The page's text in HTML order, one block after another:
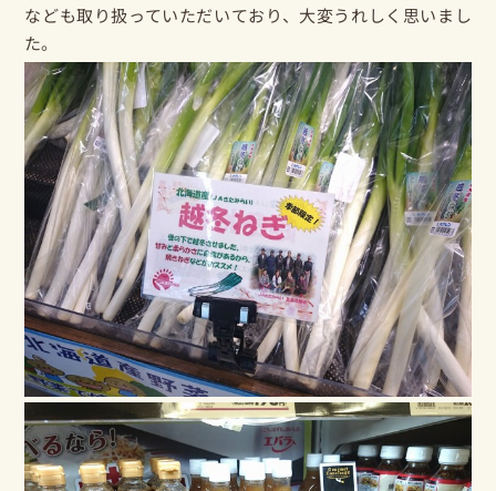
なども取り扱っていただいており、大変うれしく思いまし
た。